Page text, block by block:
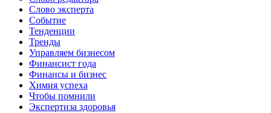
Слово эксперта
Событие
Тенденции
Тренды
Управляем бизнесом
Финансист года
Финансы и бизнес
Химия успеха
Чтобы помнили
Экспертиза здоровья